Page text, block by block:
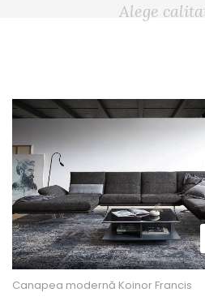
Alege
Canapea modernă Koinor Francis